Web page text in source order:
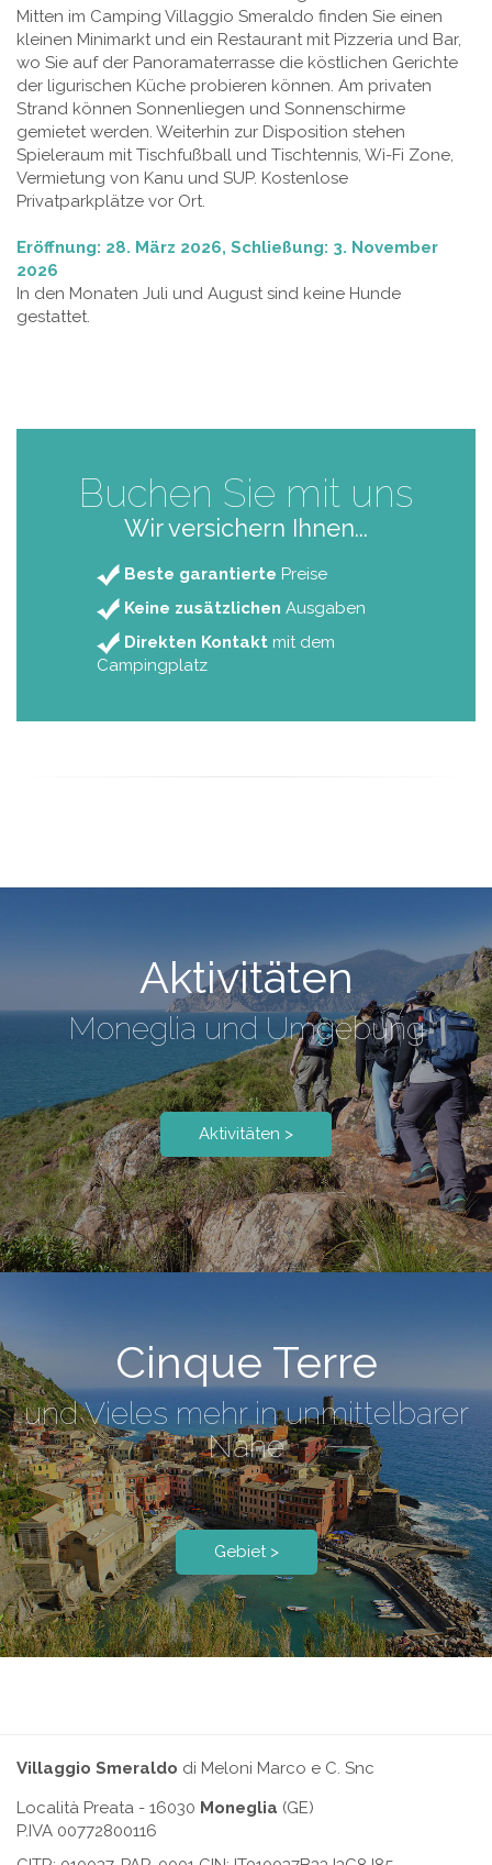
Mitten im Camping Villaggio Smeraldo finden Sie einen
kleinen Minimarkt und ein Restaurant mit Pizzeria und Bar,
wo Sie auf der Panoramaterrasse die köstlichen Gerichte
der ligurischen Küche probieren können. Am privaten
Strand können Sonnenliegen und Sonnenschirme
gemietet werden. Weiterhin zur Disposition stehen
Spieleraum mit Tischfußball und Tischtennis, Wi-Fi Zone,
Vermietung von Kanu und SUP. Kostenlose
Privatparkplätze vor Ort.
Eröffnung: 28. März 2026, Schließung: 3. November
2026
In den Monaten Juli und August sind keine Hunde
gestattet.
Buchen Sie mit uns
Wir versichern Ihnen...
Beste garantierte Preise
Keine zusätzlichen Ausgaben
Direkten Kontakt mit dem
Campingplatz
Aktivitäten
Moneglia und Umgebung
Aktivitäten >
Cinque Terre
und Vieles mehr in unmittelbarer
Nähe
Gebiet >
Villaggio Smeraldo di Meloni Marco e C. Snc
Località Preata - 16030 Moneglia (GE)
P.IVA 00772800116